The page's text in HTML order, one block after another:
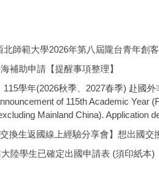
北師範大學2026年第八屆隴台青年創
補助申請【提醒事項整理】
115學年(2026秋季、2027春季) 赴國
of 115th Academic Year
Mainland China). Application
換生返國線上經驗分享會】想出國
陸學生已確定出國申請表 (須印紙本)